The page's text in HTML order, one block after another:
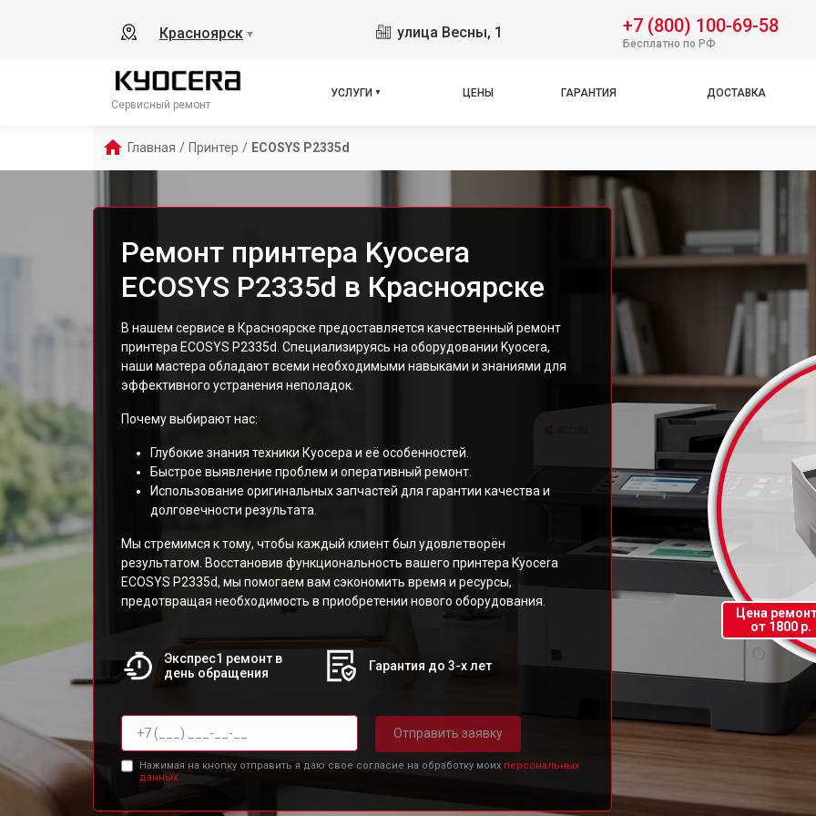
Красноярск ▼ улица Весны, 1 +7 (800) 100-69-58
Бесплатно по РФ
Сервисный ремонт
УСЛУГИ ЦЕНЫ ГАРАНТИЯ ДОСТАВКА
Главная / Принтер / ECOSYS P2335d
Ремонт принтера Kyocera
ECOSYS P2335d в Красноярске
В нашем сервисе в Красноярске предоставляется качественный ремонт
принтера ECOSYS P2335d. Специализируясь на оборудовании Kyocera,
наши мастера обладают всеми необходимыми навыками и знаниями для
эффективного устранения неполадок.
Почему выбирают нас:
Глубокие знания техники Куосера и её особенностей.
Быстрое выявление проблем и оперативный ремонт.
Использование оригинальных запчастей для гарантии качества и
долговечности результата.
Мы стремимся к тому, чтобы каждый клиент был удовлетворён
результатом. Восстановив функциональность вашего принтера Kyocera
ECOSYS P2335d, мы помогаем вам сэкономить время и ресурсы,
предотвращая необходимость в приобретении нового оборудования.
Экспрес1 ремонт в
день обращения
Гарантия до 3-х лет
Отправить заявку
Нажимая на кнопку отправить я даю свое согласие на обработку моих персональных
данных.
Цена
от 1800 р.